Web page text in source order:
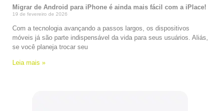
Migrar de Android para iPhone é ainda mais fácil com a iPlace!
19 de fevereiro de 2026
Com a tecnologia avançando a passos largos, os dispositivos
móveis já são parte indispensável da vida para seus usuários. Aliás,
se você planeja trocar seu
Leia mais »